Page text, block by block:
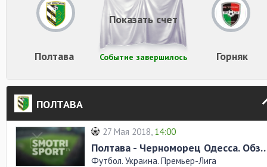
Полтава Горняк
Событие завершилось
Показать счет
ПОЛТАВА
27 Мая 2018, 14:00
Полтава -
Футбол. Украина. Премьер-Лига